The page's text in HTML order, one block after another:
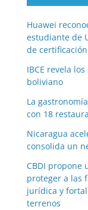
Huawei
estudiante de
de
IBCE revela
boliviano
La
con 18
Nicaragua
consolida un
CBDI propone
proteger a las
jurídica y
terrenos